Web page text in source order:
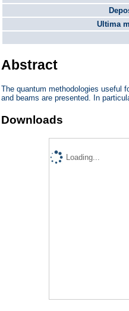
Ultima
Abstract
The quantum methodologies useful
and beams are presented. In
Downloads
Loading...